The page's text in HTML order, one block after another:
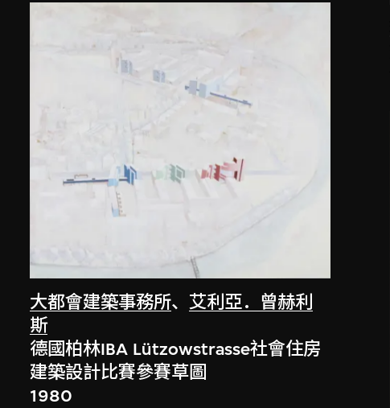
大都會建築事務所、艾利亞．曾赫利
斯
德國柏林IBA Lützowstrasse社會住房
建築設計比賽參賽草圖
1980